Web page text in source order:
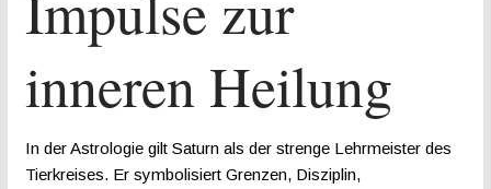
inneren Heilung
In der Astrologie gilt Saturn als der strenge Lehrmeister des
Tierkreises. Er symbolisiert Grenzen, Disziplin,